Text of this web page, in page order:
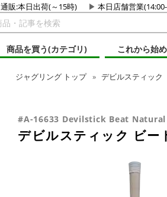
通販:本日出荷(～15時) 本日店舗営業
商品を買う(カテゴリ)
これから始
ジャグリング トップ デビルスティック
#A-16633 Devilstick Beat Natural
デビルスティック ビー